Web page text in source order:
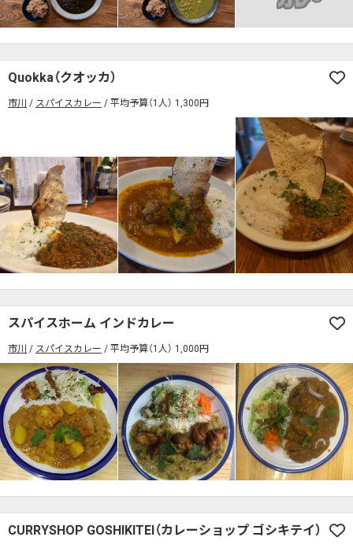
Quokka（クオッカ）
市川 スパイスカレー 平均予算（1人） 1,300円
スパイスホーム インドカレー
市川 スパイスカレー 平均予算（1人） 1,000円
CURRYSHOP GOSHIKITEI（カレーショップ ゴシキテイ）